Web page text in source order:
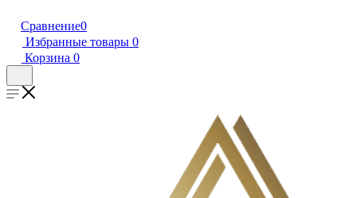
Сравнение0
Избранные товары 0
Корзина 0